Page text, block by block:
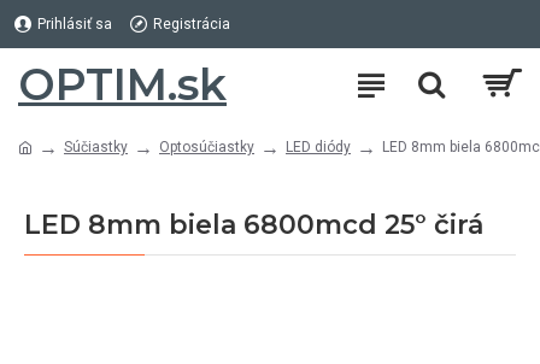
Prihlásiť sa Registrácia
OPTIM.sk
Súčiastky Optosúčiastky LED diódy LED 8mm biela
LED 8mm biela 6800mcd 25° čirá